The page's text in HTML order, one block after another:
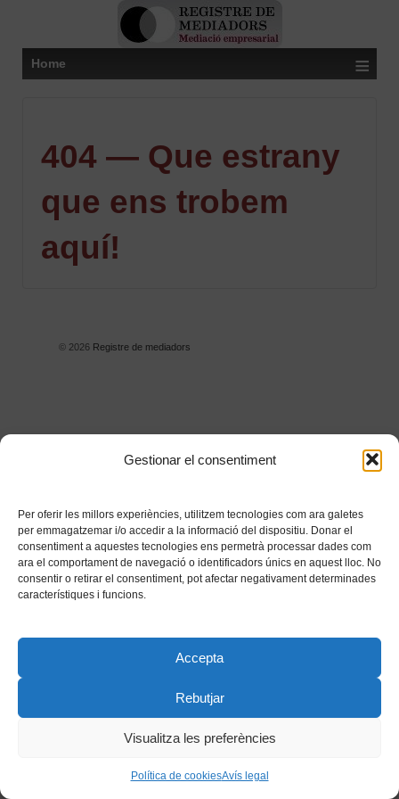
Gestionar el consentiment
Per oferir les millors experiències, utilitzem tecnologies com ara galetes
per emmagatzemar i/o accedir a la informació del dispositiu. Donar el
consentiment a aquestes tecnologies ens permetrà processar dades com
ara el comportament de navegació o identificadors únics en aquest lloc. No
consentir o retirar el consentiment, pot afectar negativament determinades
característiques i funcions.
Accepta
Rebutjar
Visualitza les preferències
Política de cookiesAvís legal
Home ≡
404 — Que estrany
que ens trobem
aquí!
© 2026Registre de mediadors